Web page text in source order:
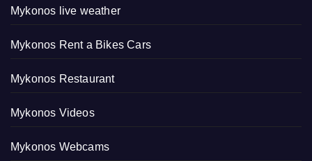
Mykonos live weather
Mykonos Rent a Bikes Cars
Mykonos Restaurant
Mykonos Videos
Mykonos Webcams